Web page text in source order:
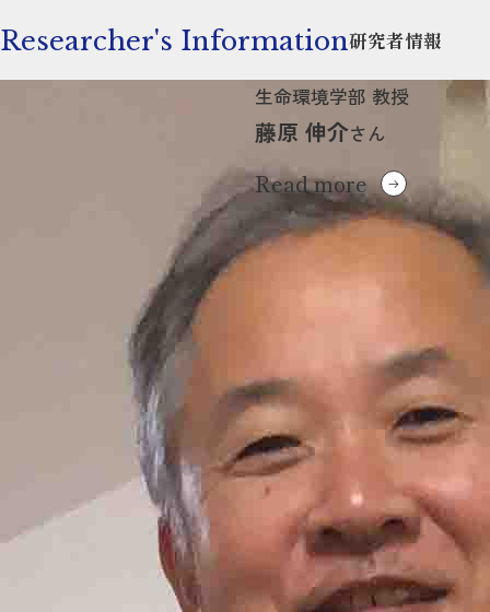
Researcher's Information研究者情報
生命環境学部 教授
藤原 伸介さん
Read more